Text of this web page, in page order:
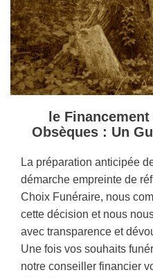
le
Obsèques : Un
La préparation anticipée
démarche empreinte de
Choix Funéraire, nous
cette décision et nous
avec transparence et
Une fois vos souhaits
notre conseiller financier